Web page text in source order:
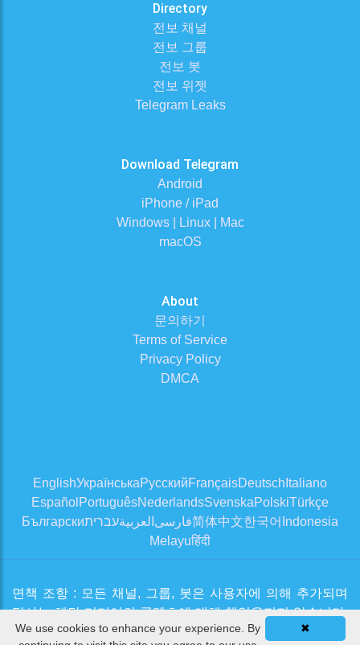
✖
We use cookies to enhance your experience. By
Directory
전보 채널
전보 그룹
전보 봇
전보 위젯
Telegram Leaks
Download Telegram
Android
iPhone / iPad
Windows | Linux | Mac
macOS
About
문의하기
Terms of Service
Privacy Policy
DMCA
EnglishУкраїнськаРусскийFrançaisDeutsch Italiano
Español PortuguêsNederlandsSvenskaPolskiTürkçe
Българскиעבריתالعربية فارسی简体中文한국어 Indonesia
Melayuहिंदी
면책 조항 : 모든 채널, 그룹, 봇은 사용자에 의해 추가되며
당사는 해당 미디어의 콘텐츠에 대해 책임을지지 않습니다.
유용하고 깨끗한 채널을 승인하려고 노력하고 있습니다. 문